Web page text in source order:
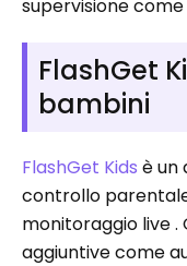
supervisione come
FlashGet
bambini
FlashGet Kids è un
controllo
monitoraggio live
aggiuntive come